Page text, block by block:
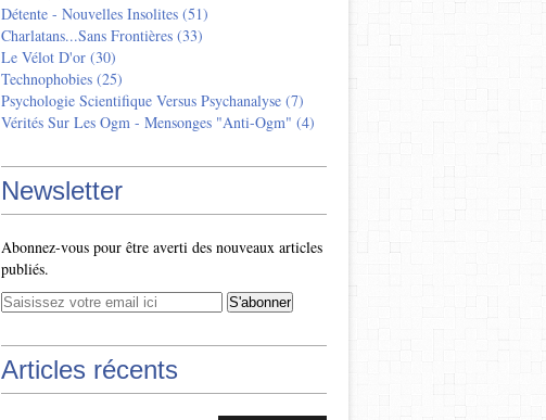
Détente - Nouvelles Insolites (51)
Charlatans...sans Frontières (33)
Le Vélot D'or (30)
Technophobies (25)
Psychologie Scientifique Versus Psychanalyse (7)
Vérités Sur Les Ogm - Mensonges "anti-Ogm" (4)
Newsletter
Abonnez-vous pour être averti des nouveaux articles
publiés.
Articles récents